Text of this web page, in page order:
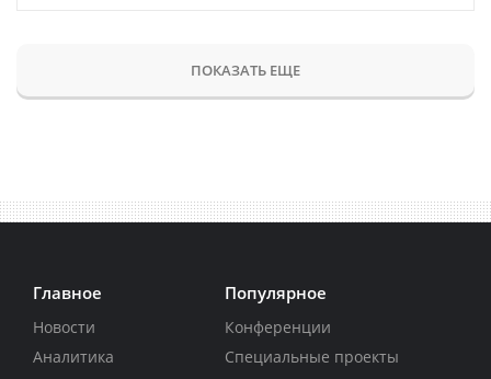
ПОКАЗАТЬ ЕЩЕ
Главное
Новости
Аналитика
Популярное
Конференции
Специальные проекты